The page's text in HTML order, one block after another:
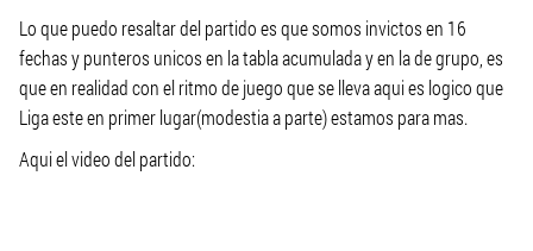
Lo que puedo resaltar del partido es que somos invictos en 16
fechas y punteros unicos en la tabla acumulada y en la de grupo, es
que en realidad con el ritmo de juego que se lleva aqui es logico que
Liga este en primer lugar(modestia a parte) estamos para mas.
Aqui el video del partido: